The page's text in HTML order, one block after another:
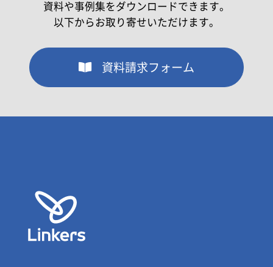
資料や事例集をダウンロードできます。
以下からお取り寄せいただけます。
資料請求フォーム